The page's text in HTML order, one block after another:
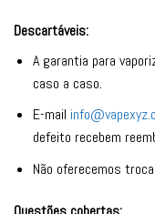
Descartáveis:
A garantia para
caso a caso.
E-mail
defeito recebem
Não oferecemos